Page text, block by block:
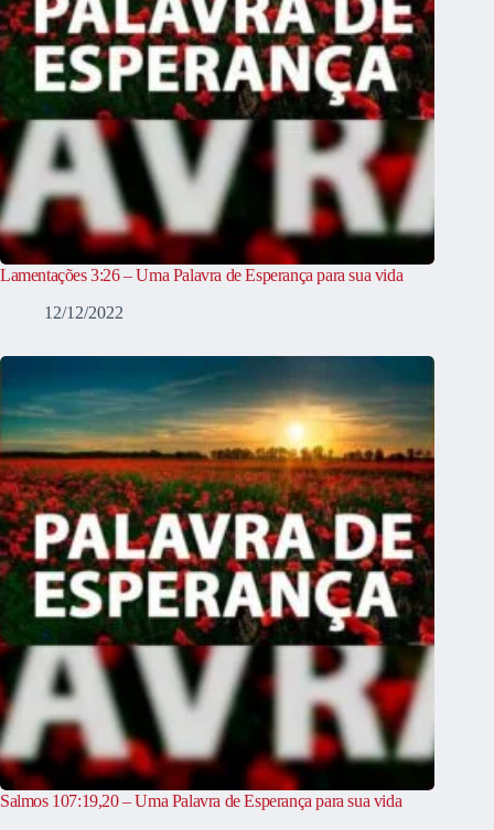
Lamentações 3:26 – Uma Palavra de Esperança para sua vida
12/12/2022
Salmos 107:19,20 – Uma Palavra de Esperança para sua vida